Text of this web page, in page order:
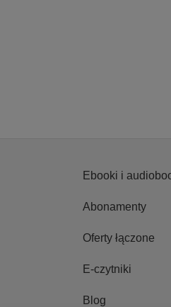
Ebooki i
Abonamenty
Oferty łączone
E-czytniki
Blog